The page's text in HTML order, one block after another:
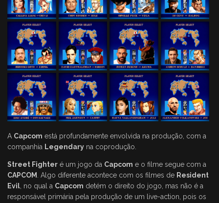
A Capcom está profundamente envolvida na produção, com a
companhia Legendary na coprodução.
Street Fighter é um jogo da Capcom e o filme segue com a
CAPCOM . Algo diferente acontece com os filmes de Resident
Evil, no qual a Capcom detém o direito do jogo, mas não é a
responsável primária pela produção de um live-action, pois os